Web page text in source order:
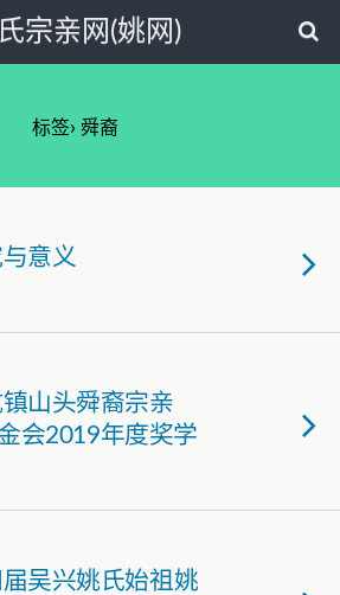
宗亲网(姚网)
标签› 舜裔
意义
山头舜裔宗亲
会2019年度奖学
吴兴姚氏始祖姚